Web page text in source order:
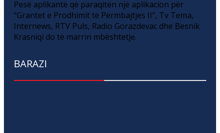
Pesë aplikantë që paraqitën një aplikacion për
“Grantet e Prodhimit të Përmbajtjes II”, Tv Tema,
Internews, RTV Puls, Radio Gorazdevac dhe Besnik
Krasniqi do të marrin mbështetje.
BARAZI